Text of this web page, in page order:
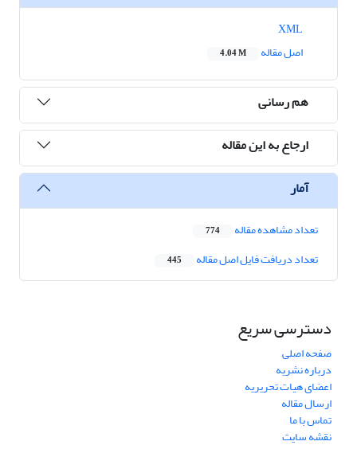
اصل مقاله
4.04 M
هم رسانی
ارجاع به این مقاله
آمار
تعداد مشاهده مقاله 774
تعداد دریافت فایل اصل مقاله 445
دسترسی سریع
صفحه اصلی
درباره نشریه
اعضای هیات تحریریه
ارسال مقاله
تماس با ما
نقشه سایت